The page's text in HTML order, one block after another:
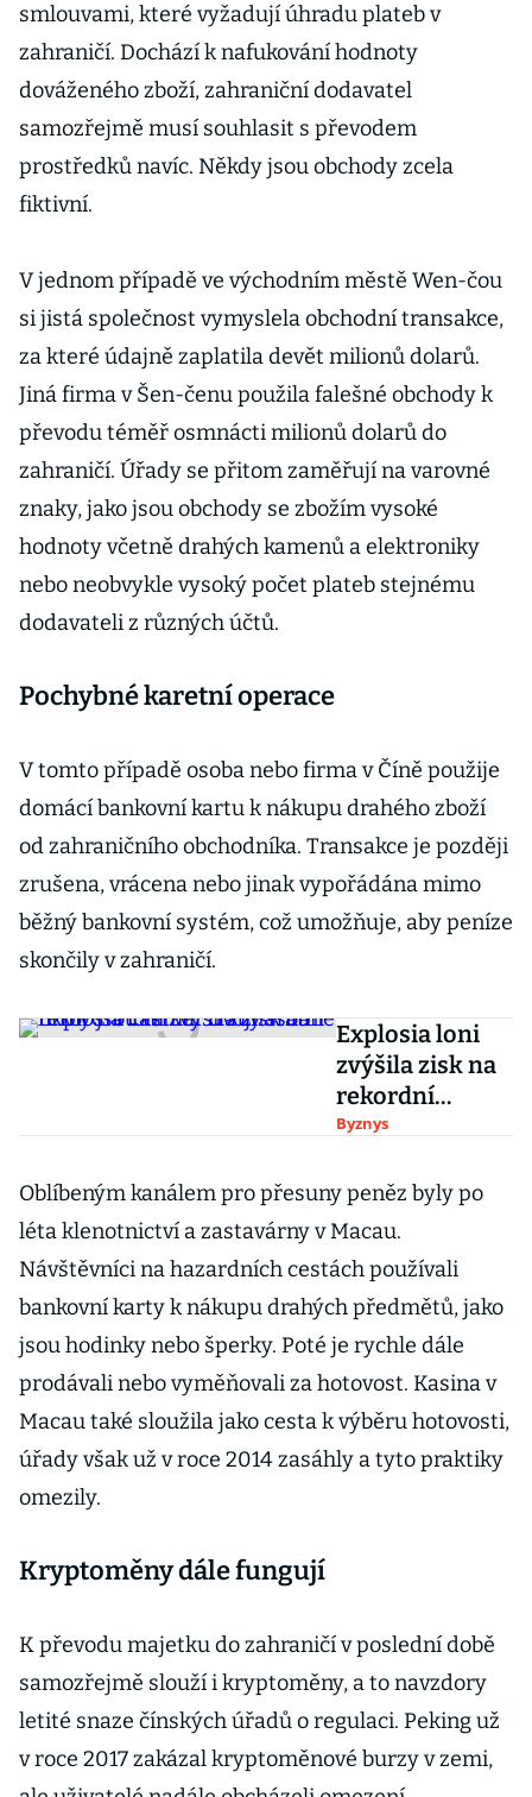
smlouvami, které vyžadují úhradu plateb v
zahraničí. Dochází k nafukování hodnoty
dováženého zboží, zahraniční dodavatel
samozřejmě musí souhlasit s převodem
prostředků navíc. Někdy jsou obchody zcela
fiktivní.
V jednom případě ve východním městě Wen-čou
si jistá společnost vymyslela obchodní transakce,
za které údajně zaplatila devět milionů dolarů.
Jiná firma v Šen-čenu použila falešné obchody k
převodu téměř osmnácti milionů dolarů do
zahraničí. Úřady se přitom zaměřují na varovné
znaky, jako jsou obchody se zbožím vysoké
hodnoty včetně drahých kamenů a elektroniky
nebo neobvykle vysoký počet plateb stejnému
dodavateli z různých účtů.
Pochybné karetní operace
V tomto případě osoba nebo firma v Číně použije
domácí bankovní kartu k nákupu drahého zboží
od zahraničního obchodníka. Transakce je později
zrušena, vrácena nebo jinak vypořádána mimo
běžný bankovní systém, což umožňuje, aby peníze
skončily v zahraničí.
Explosia loni
zvýšila zisk na
rekordní
částku. Tržby
jsou téměř
dvojnásobné
Byznys
Oblíbeným kanálem pro přesuny peněz byly po
léta klenotnictví a zastavárny v Macau.
Návštěvníci na hazardních cestách používali
bankovní karty k nákupu drahých předmětů, jako
jsou hodinky nebo šperky. Poté je rychle dále
prodávali nebo vyměňovali za hotovost. Kasina v
Macau také sloužila jako cesta k výběru hotovosti,
úřady však už v roce 2014 zasáhly a tyto praktiky
omezily.
Kryptoměny dále fungují
K převodu majetku do zahraničí v poslední době
samozřejmě slouží i kryptoměny, a to navzdory
letité snaze čínských úřadů o regulaci. Peking už
v roce 2017 zakázal kryptoměnové burzy v zemi,